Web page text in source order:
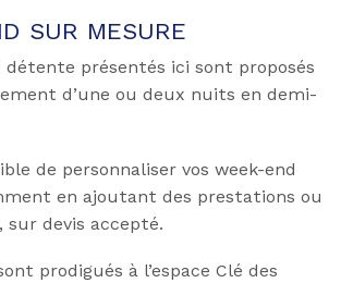
SUR MESURE
détente présentés ici sont proposés
d’une ou deux nuits en demi-
de personnaliser vos week-end
en ajoutant des prestations ou
sur devis accepté.
prodigués à l’espace Clé des